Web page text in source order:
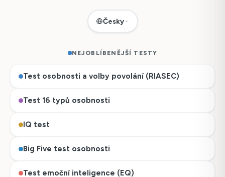
Česky
NEJOBLÍBENĚJŠÍ TESTY
Test osobnosti a volby povolání (RIASEC)
Test 16 typů osobnosti
IQ test
Big Five test osobnosti
Test emoční inteligence (EQ)